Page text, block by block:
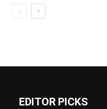
EDITOR PICKS